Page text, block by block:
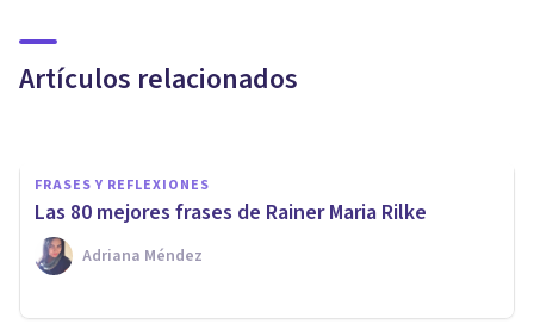
Artículos relacionados
cómo afecta a la Psicología
FRASES Y REFLEXIONES
Las 80 mejores frases de Rainer Maria Rilke
Adriana Méndez